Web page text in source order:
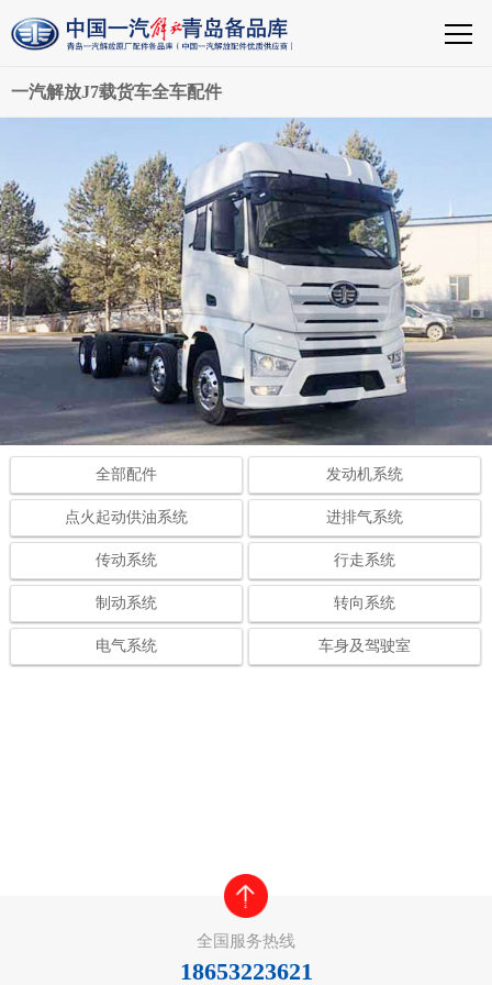
一汽解放J7载货车全车配件
全部配件 发动机系统
点火起动供油系统 进排气系统
传动系统 行走系统
制动系统 转向系统
电气系统 车身及驾驶室
全国服务热线
18653223621